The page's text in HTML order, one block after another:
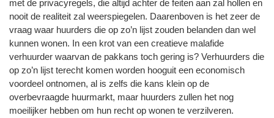
met de privacyregels, die altijd achter de feiten aan zal hollen en
nooit de realiteit zal weerspiegelen. Daarenboven is het zeer de
vraag waar huurders die op zo’n lijst zouden belanden dan wel
kunnen wonen. In een krot van een creatieve malafide
verhuurder waarvan de pakkans toch gering is? Verhuurders die
op zo’n lijst terecht komen worden hooguit een economisch
voordeel ontnomen, al is zelfs die kans klein op de
overbevraagde huurmarkt, maar huurders zullen het nog
moeilijker hebben om hun recht op wonen te verzilveren.